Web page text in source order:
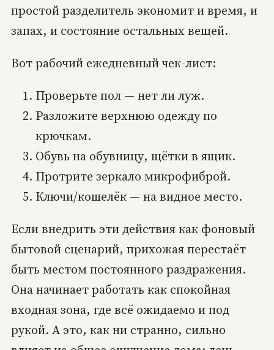
простой разделитель экономит и время, и
запах, и состояние остальных вещей.
Вот рабочий ежедневный чек-лист:
Проверьте пол — нет ли луж.
Разложите верхнюю одежду по
крючкам.
Обувь на обувницу, щётки в ящик.
Протрите зеркало микрофиброй.
Ключи/кошелёк — на видное место.
Если внедрить эти действия как фоновый
бытовой сценарий, прихожая перестаёт
быть местом постоянного раздражения.
Она начинает работать как спокойная
входная зона, где всё ожидаемо и под
рукой. А это, как ни странно, сильно